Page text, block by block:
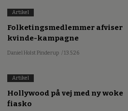
Artikel
Folketingsmedlemmer afviser
kvinde-kampagne
Daniel Holst Pinderup / 13.5.26
Artikel
Hollywood på vej med ny woke
fiasko